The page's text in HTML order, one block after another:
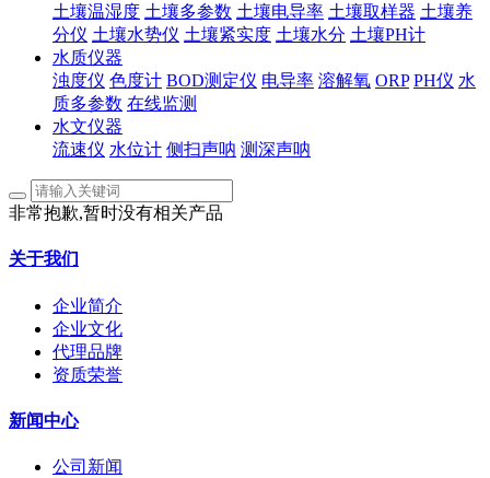
土壤温湿度 土壤多参数 土壤电导率 土壤取样器 土壤养
分仪 土壤水势仪 土壤紧实度 土壤水分 土壤PH计
水质仪器
浊度仪 色度计 BOD测定仪 电导率 溶解氧 ORP PH仪 水
质多参数 在线监测
水文仪器
流速仪 水位计 侧扫声呐 测深声呐
非常抱歉,暂时没有相关产品
关于我们
企业简介
企业文化
代理品牌
资质荣誉
新闻中心
公司新闻